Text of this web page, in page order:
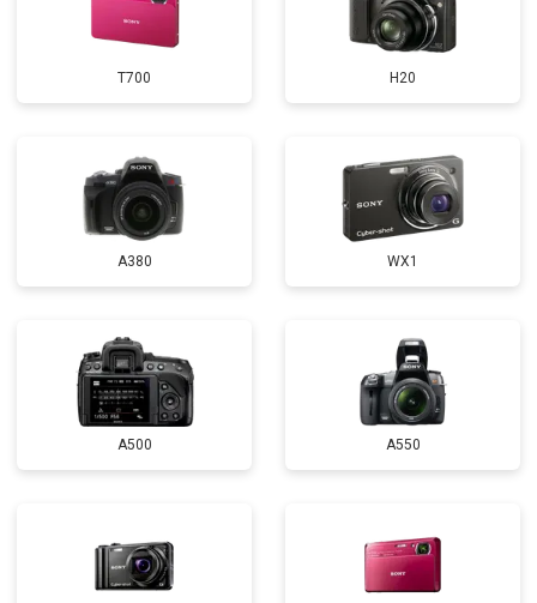
T700 H20
A380 WX1
A500 A550